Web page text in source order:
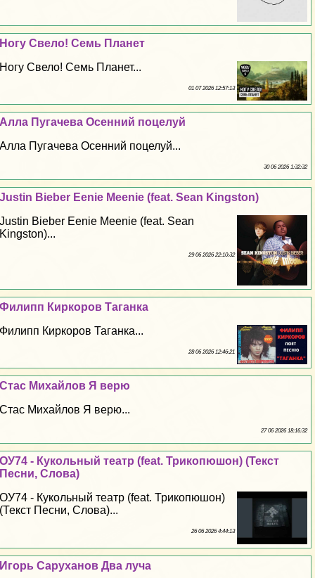
Ногу Свело! Семь Планет
Ногу Свело! Семь Планет...
01 07 2026 12:57:13
Алла Пугачева Осенний поцелуй
Алла Пугачева Осенний поцелуй...
30 06 2026 1:32:32
Justin Bieber Eenie Meenie (feat. Sean Kingston)
Justin Bieber Eenie Meenie (feat. Sean
Kingston)...
29 06 2026 22:10:32
Филипп Киркоров Таганка
Филипп Киркоров Таганка...
28 06 2026 12:46:21
Стас Михайлов Я верю
Стас Михайлов Я верю...
27 06 2026 18:16:32
ОУ74 - Кукольный театр (feat. Трикопюшон) (Текст
Песни, Слова)
ОУ74 - Кукольный театр (feat. Трикопюшон)
(Текст Песни, Слова)...
26 06 2026 4:44:13
Игорь Саруханов Два луча